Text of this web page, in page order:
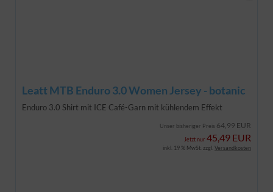
Leatt MTB Enduro 3.0 Women Jersey - botanic
Enduro 3.0 Shirt mit ICE Café-Garn mit kühlendem Effekt
Unser bisheriger Preis 64,99 EUR
Jetzt nur 45,49 EUR
inkl. 19 % MwSt. zzgl. Versandkosten